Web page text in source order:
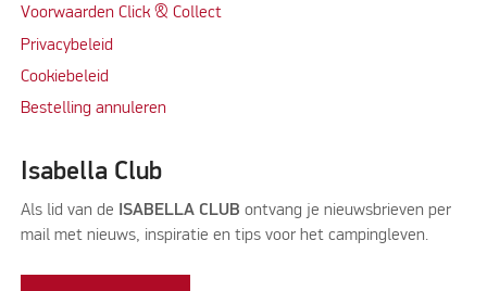
Voorwaarden Click & Collect
Privacybeleid
Cookiebeleid
Bestelling annuleren
Isabella Club
Als lid van de ISABELLA CLUB ontvang je nieuwsbrieven per
mail met nieuws, inspiratie en tips voor het campingleven.